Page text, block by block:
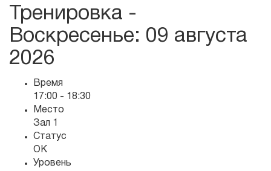
Тренировка -
Воскресенье: 09 августа
2026
Время
17:00 - 18:30
Место
Зал 1
Статус
OK
Уровень